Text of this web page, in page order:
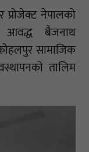
प्रोजेक्ट नेपालको
आवद्ध बैजनाथ
सामाजिक
तालिम